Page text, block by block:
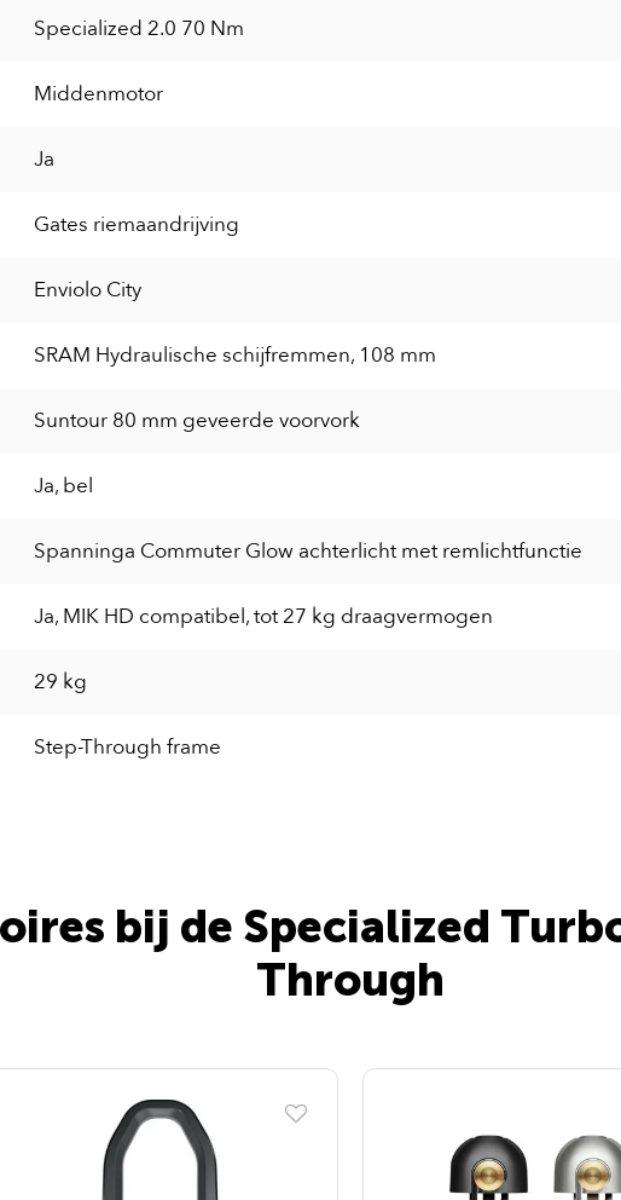
Specialized 2.0 70 Nm
Middenmotor
Ja
Gates riemaandrijving
Enviolo City
SRAM Hydraulische schijfremmen, 108 mm
Suntour 80 mm geveerde voorvork
Ja, bel
Spanninga Commuter Glow achterlicht met remlichtfunctie
Ja, MIK HD compatibel, tot 27 kg draagvermogen
29 kg
Step-Through frame
bij de Specialized
Through